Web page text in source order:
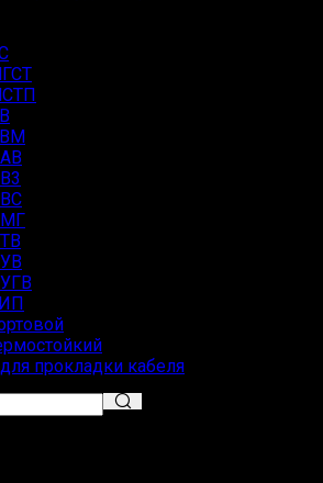
прокладки кабеля